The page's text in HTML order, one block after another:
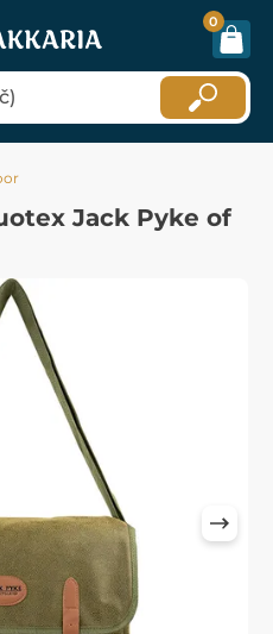
0
Jack Pyke of